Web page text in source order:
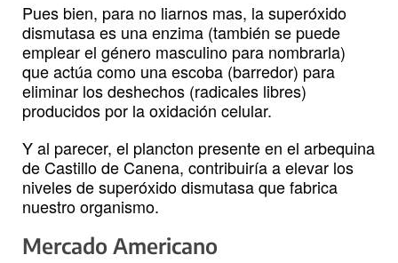
Pues bien, para no liarnos mas, la superóxido
dismutasa es una enzima (también se puede
emplear el género masculino para nombrarla)
que actúa como una escoba (barredor) para
eliminar los deshechos (radicales libres)
producidos por la oxidación celular.
Y al parecer, el plancton presente en el arbequina
de Castillo de Canena, contribuiría a elevar los
niveles de superóxido dismutasa que fabrica
nuestro organismo.
Mercado Americano